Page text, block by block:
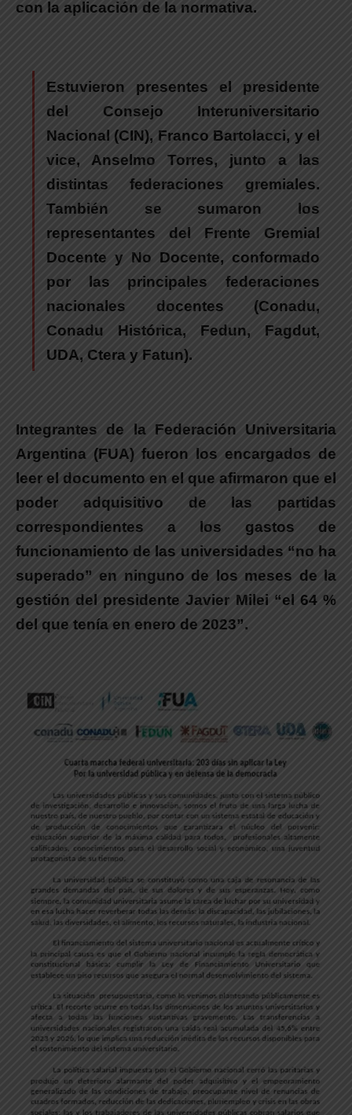
con la aplicación de la normativa.
Estuvieron presentes el presidente
del Consejo Interuniversitario
Nacional (CIN), Franco Bartolacci, y el
vice, Anselmo Torres, junto a las
distintas federaciones gremiales.
También se sumaron los
representantes del Frente Gremial
Docente y No Docente, conformado
por las principales federaciones
nacionales docentes (Conadu,
Conadu Histórica, Fedun, Fagdut,
UDA, Ctera y Fatun).
Integrantes de la Federación Universitaria
Argentina (FUA) fueron los encargados de
leer el documento en el que afirmaron que el
poder adquisitivo de las partidas
correspondientes a los gastos de
funcionamiento de las universidades “no ha
superado” en ninguno de los meses de la
gestión del presidente Javier Milei “el 64 %
del que tenía en enero de 2023”.